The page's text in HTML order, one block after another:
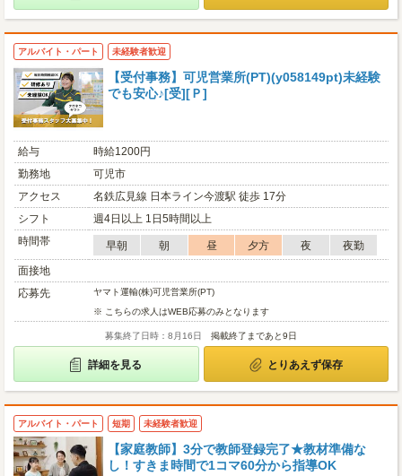
アルバイト・パート 未経験者歓迎
【受付事務】可児営業所(PT)(y058149pt)未経験
でも安心♪[受][Ｐ]
給与
時給1200円
勤務地
可児市
アクセス
名鉄広見線 日本ライン今渡駅 徒歩 17分
シフト
週4日以上 1日5時間以上
時間帯
早朝 朝 昼 夕方 夜
夜勤
面接地
応募先
ヤマト運輸(株)可児営業所(PT)
※ こちらの求人はWEB応募のみとなります
募集終了日時：8月16日 掲載終了まであと9日
詳細を見る とりあえず保存
アルバイト・パート 短期 未経験者歓迎
【家庭教師】3分で教師登録完了★教材準備な
し！すきま時間で1コマ60分から指導OK